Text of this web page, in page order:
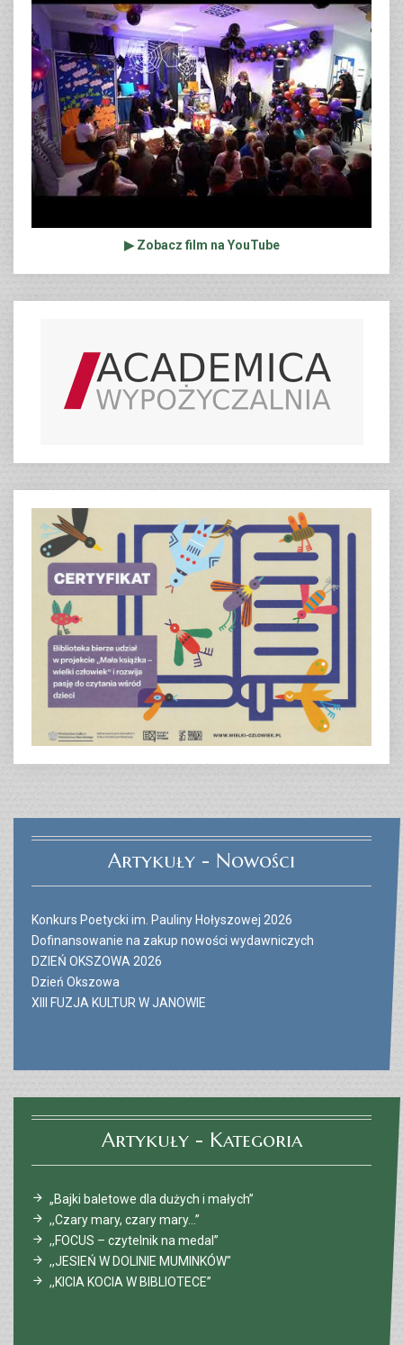
▶ Zobacz film na YouTube
Artykuły - Nowości
Konkurs Poetycki im. Pauliny Hołyszowej 2026
Dofinansowanie na zakup nowości wydawniczych
DZIEŃ OKSZOWA 2026
Dzień Okszowa
XIII FUZJA KULTUR W JANOWIE
Artykuły - Kategoria
„Bajki baletowe dla dużych i małych”
,,Czary mary, czary mary…”
,,FOCUS – czytelnik na medal”
,,JESIEŃ W DOLINIE MUMINKÓW"
,,KICIA KOCIA W BIBLIOTECE”